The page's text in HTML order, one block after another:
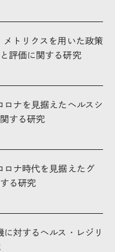
メトリクスを用いた政策
評価に関する研究
ロナを見据えたヘルスシ
する研究
ロナ時代を見据えたグ
る研究
に対するヘルス・レジリ